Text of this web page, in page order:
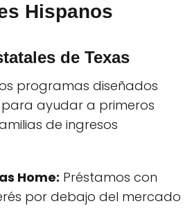
Hispanos
de Texas
programas diseñados
ayudar a primeros
de ingresos
Home: Préstamos con
por debajo del mercado